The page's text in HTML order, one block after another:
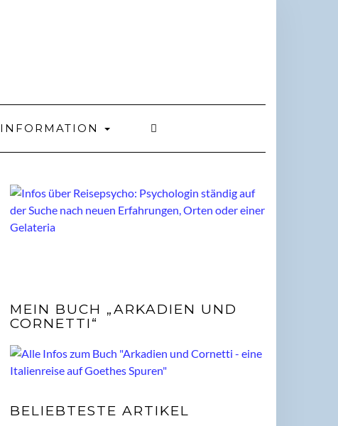
INFORMATION
MEIN BUCH „ARKADIEN UND
CORNETTI“
BELIEBTESTE ARTIKEL